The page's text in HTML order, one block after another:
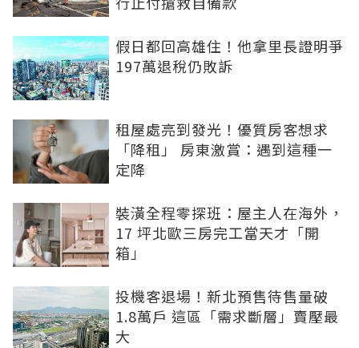
假日都回高雄住！他拿里長證明爭
197萬退稅仍敗訴
租屋處亮到發光！優質房客想求
「降租」 房東激賞：遇到這種一
定降
裝潢全程零探班：屋主人在海外，
17 坪北歐三房完工當天才「開
箱」
投機客退場！新北預售待售量破
1.8萬戶 這區「需求斷層」賣壓最
大